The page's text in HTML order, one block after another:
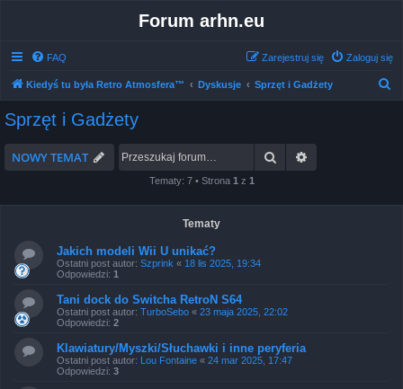
Forum arhn.eu
FAQ Zaloguj się
Zarejestruj się
Kiedyś tu była Retro Atmosfera™ Dyskusje Sprzęt i Gadżety
Sprzęt i Gadżety
NOWY TEMAT Szukaj
Tematy: 7 • Strona 1 z 1
Tematy
Jakich modeli Wii U unikać?
Ostatni post autor: Szprink « 18 lis 2025, 19:34
Odpowiedzi: 1
Tani dock do Switcha RetroN S64
Ostatni post autor: TurboSebo « 23 maja 2025, 22:02
Odpowiedzi: 2
Klawiatury/Myszki/Słuchawki i inne peryferia
Ostatni post autor: Lou Fontaine « 24 mar 2025, 17:47
Odpowiedzi: 3